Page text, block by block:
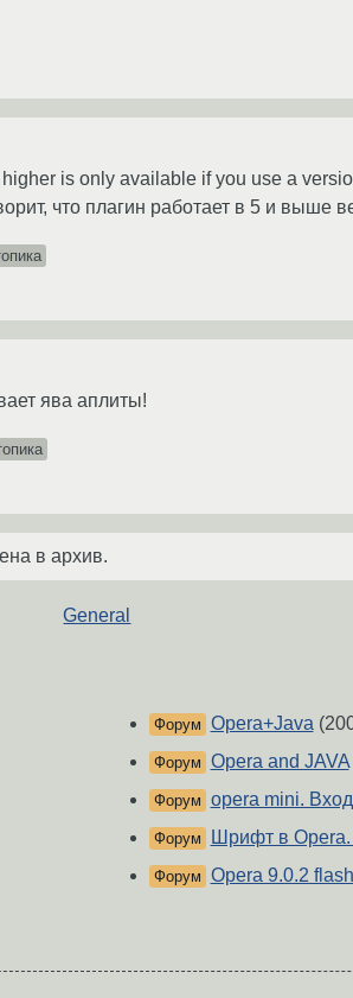
is only available if you use a
что плагин работает в 5 и выше
ява аплиты!
в архив.
General
Форум Opera+Java
Форум Opera and JAVA
Форум opera mini.
Форум Шрифт в
Форум Opera 9.0.2